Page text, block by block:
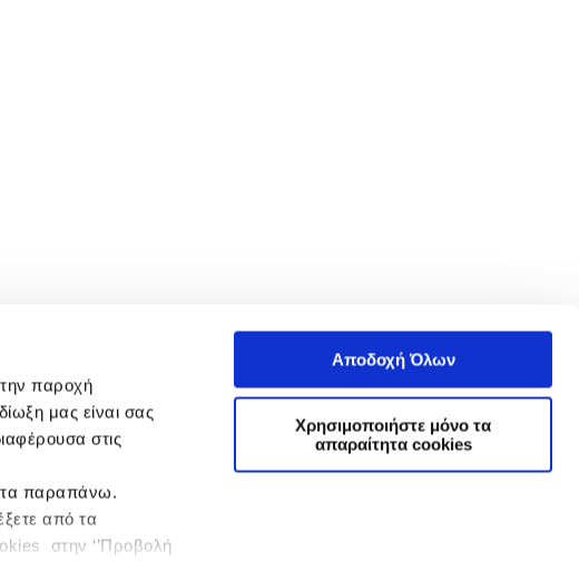
την παροχή
μας είναι σας
στις
παραπάνω.
από τα
στην ‘’Προβολή
Αποδοχή Όλων
Χρησιμοποιήστε μόνο τα
απαραίτητα cookies